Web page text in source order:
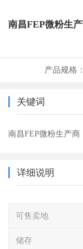
南昌FEP微粉生
产品规格：
关键词
南昌FEP微粉生产商
详细说明
可售卖地
储存